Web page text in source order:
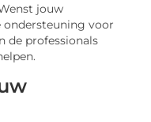
jouw
ondersteuning voor
de professionals